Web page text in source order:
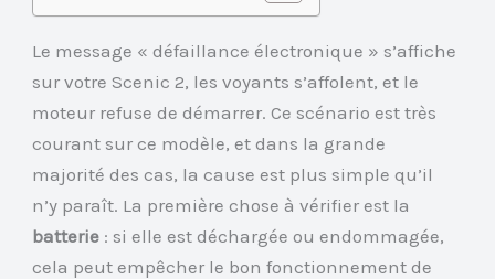
Le message « défaillance électronique » s’affiche
sur votre Scenic 2, les voyants s’affolent, et le
moteur refuse de démarrer. Ce scénario est très
courant sur ce modèle, et dans la grande
majorité des cas, la cause est plus simple qu’il
n’y paraît. La première chose à vérifier est la
batterie : si elle est déchargée ou endommagée,
cela peut empêcher le bon fonctionnement de